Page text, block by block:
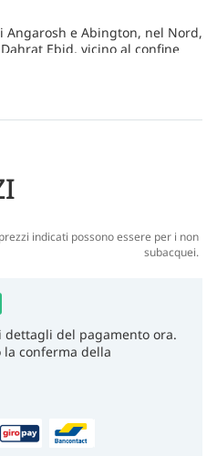
e Abington, nel Nord,
Ebid, vicino al confine
offre la rara possibilità di
indicati possono essere per i non
subacquei.
dettagli del pagamento ora.
la conferma della